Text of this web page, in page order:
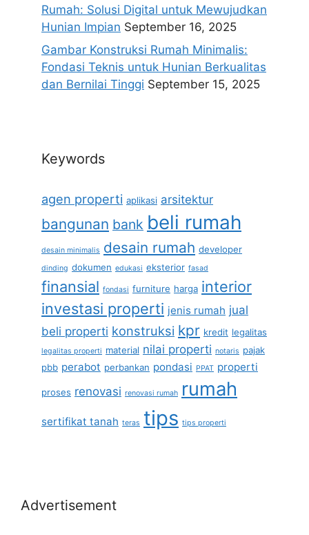
Rumah: Solusi Digital untuk Mewujudkan
Hunian Impian September 16, 2025
Gambar Konstruksi Rumah Minimalis:
Fondasi Teknis untuk Hunian Berkualitas
dan Bernilai Tinggi September 15, 2025
Keywords
agen properti aplikasi arsitektur
bangunan bank beli rumah
desain minimalis desain rumah developer
dinding dokumen edukasi eksterior fasad
finansial fondasi furniture harga interior
investasi properti jenis rumah jual
beli properti konstruksi kpr kredit legalitas
legalitas properti material nilai properti notaris pajak
pbb perabot perbankan pondasi PPAT properti
proses renovasi renovasi rumah rumah
sertifikat tanah teras tips tips properti
Advertisement